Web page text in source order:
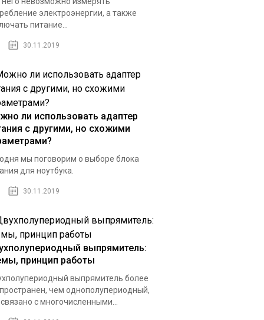
электроэнергии, а также
питание...
30.11.2019
ли использовать адаптер
с другими, но схожими
мы поговорим о выборе блока
для ноутбука.
30.11.2019
выпрямитель:
принцип работы
выпрямитель более
чем однополупериодный,
с многочисленными...